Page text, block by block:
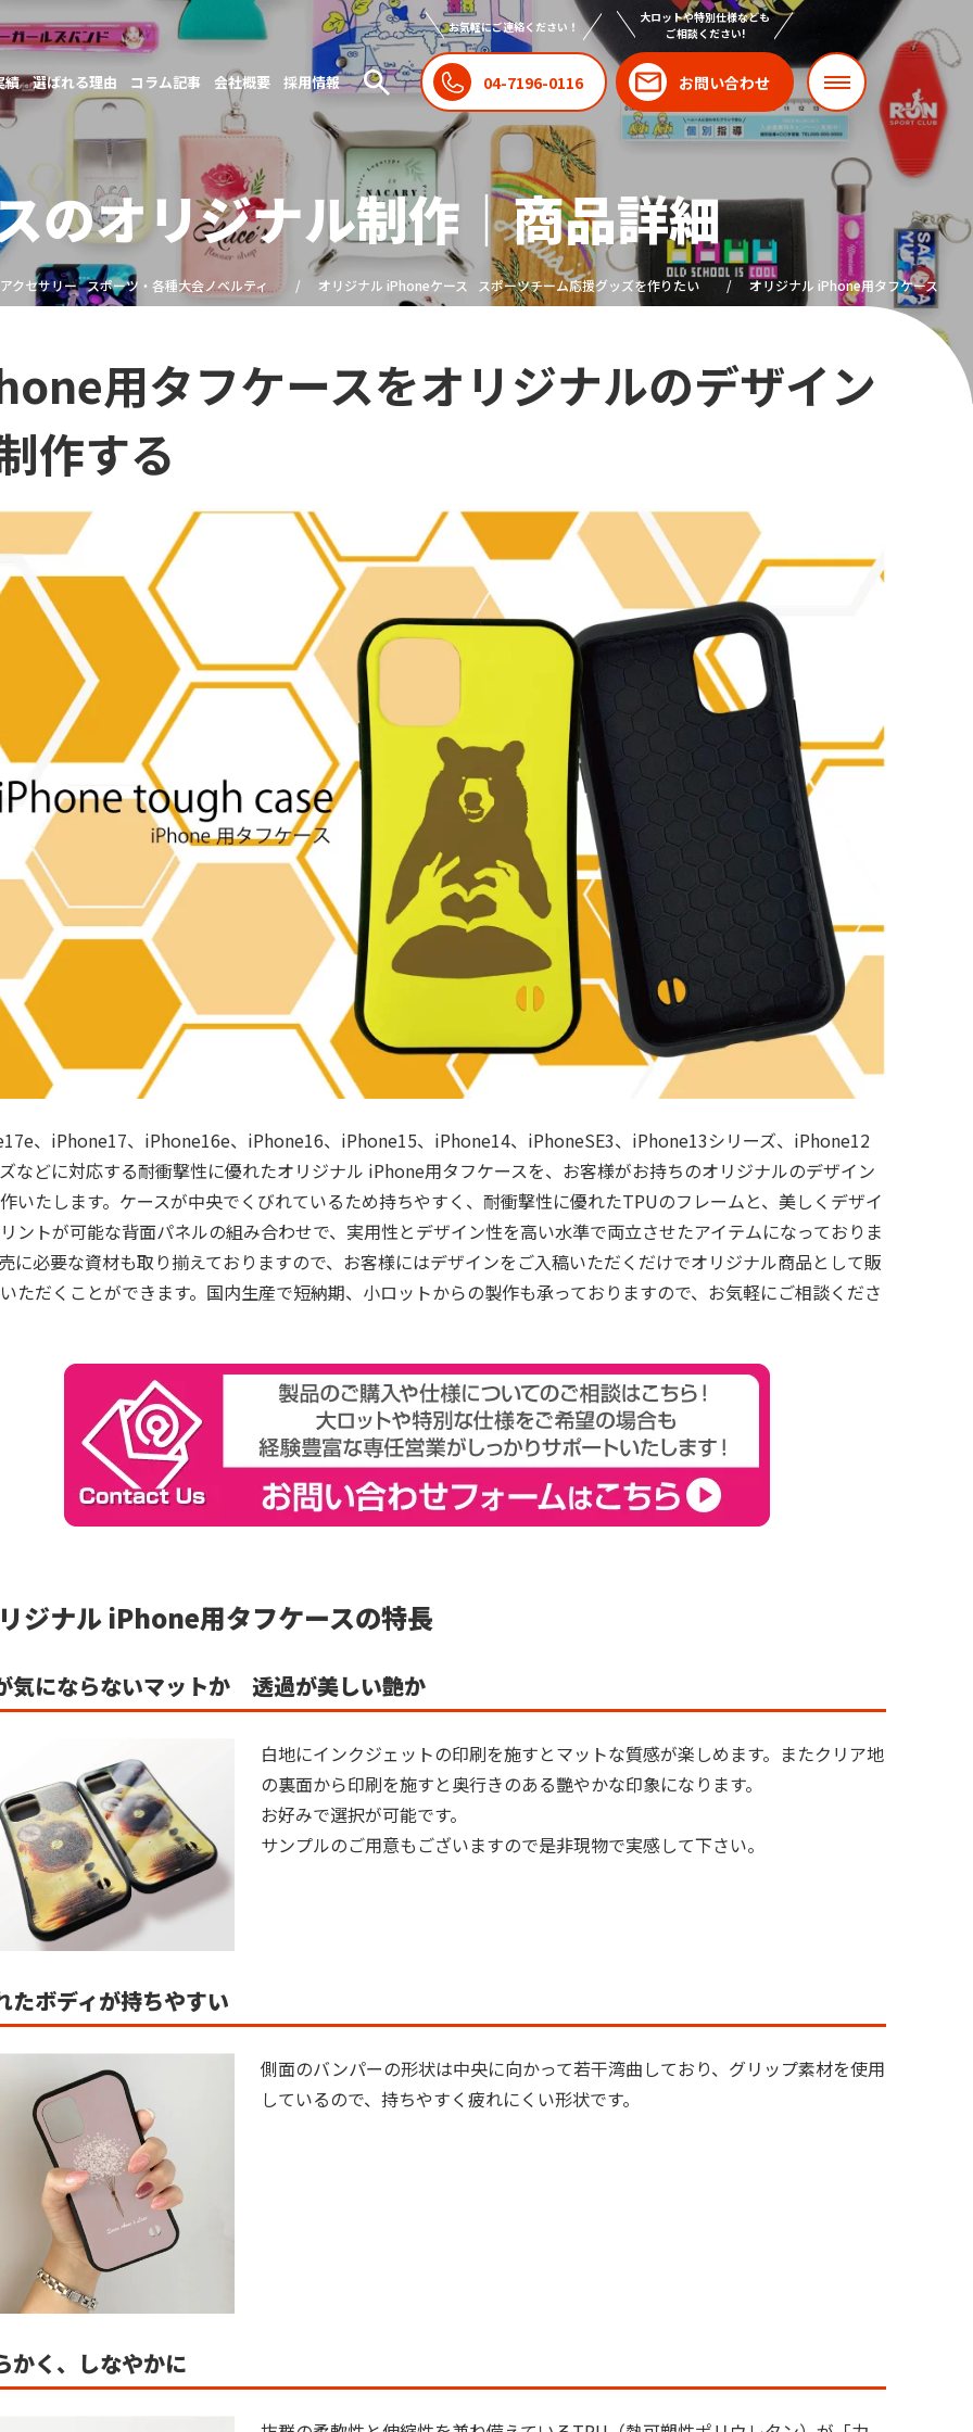
績 選ばれる理由 コラム記事 会社概要 採用情報
お気軽にご連絡ください！
04-7196-0116
大ロットや特別仕様なども
ご相談ください!
お問い合わせ
のオリジナル制作｜商品詳細
クセサリー スポーツ・各種大会ノベルティ オリジナル iPhoneケース スポーツチーム応援グッズを作りたい オリジナル iPhone用タフケース
用タフケースをオリジナルのデザイン
作する
、iPhone17、iPhone16e、iPhone16、iPhone15、iPhone14、iPhoneSE3、iPhone13シリーズ、iPhone12
などに対応する耐衝撃性に優れたオリジナル iPhone用タフケースを、お客様がお持ちのオリジナルのデザイン
いたします。ケースが中央でくびれているため持ちやすく、耐衝撃性に優れたTPUのフレームと、美しくデザイ
ントが可能な背面パネルの組み合わせで、実用性とデザイン性を高い水準で両立させたアイテムになっておりま
に必要な資材も取り揃えておりますので、お客様にはデザインをご入稿いただくだけでオリジナル商品として販
ただくことができます。国内生産で短納期、小ロットからの製作も承っておりますので、お気軽にご相談くださ
ジナル iPhone用タフケースの特長
気にならないマットか 透過が美しい艶か
白地にインクジェットの印刷を施すとマットな質感が楽しめます。またクリア地
の裏面から印刷を施すと奥行きのある艷やかな印象になります。
お好みで選択が可能です。
サンプルのご用意もございますので是非現物で実感して下さい。
たボディが持ちやすい
側面のバンパーの形状は中央に向かって若干湾曲しており、グリップ素材を使用
しているので、持ちやすく疲れにくい形状です。
かく、しなやかに